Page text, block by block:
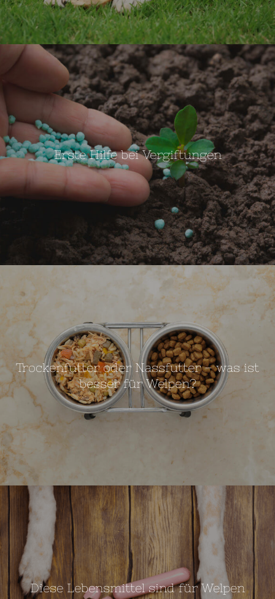
Erste Hilfe bei Vergiftungen
Trockenfutter oder Nassfutter – was ist
besser für Welpen?
Diese Lebensmittel sind für Welpen